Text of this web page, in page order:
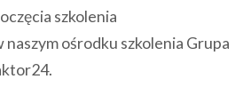
szkolenia
ośrodku szkolenia Grupa